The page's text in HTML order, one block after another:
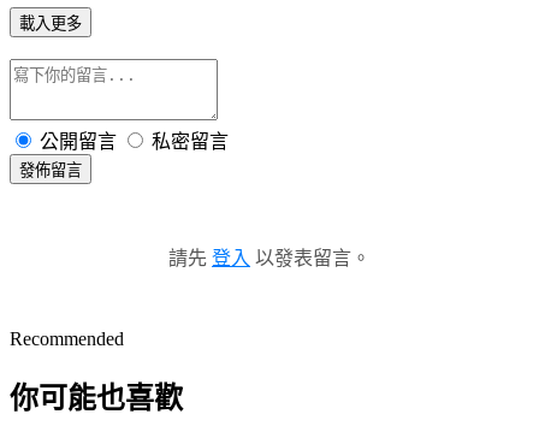
載入更多
公開留言 私密留言
發佈留言
請先 登入 以發表留言。
Recommended
你可能也喜歡